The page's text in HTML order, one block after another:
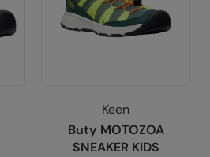
Keen
Buty MOTOZOA
SNEAKER KIDS